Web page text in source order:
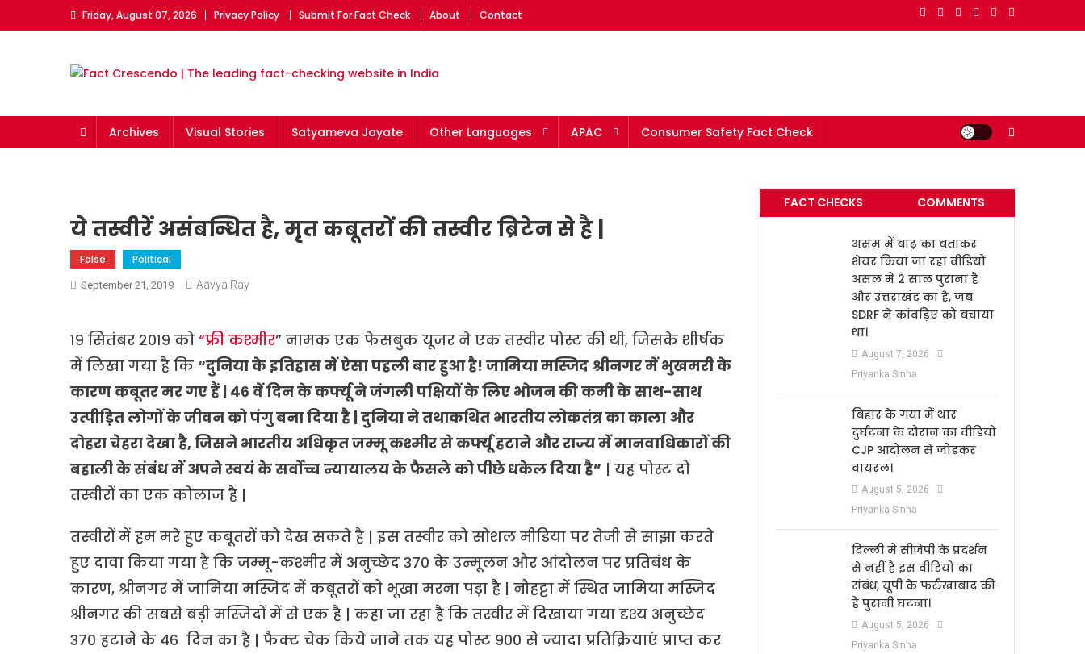
to
Friday, August 07, 2026 Privacy Policy Submit For Fact Check About Contact
Archives Visual Stories Satyameva Jayate Other Languages APAC Consumer Safety Fact Check
ये तस्वीरें असंबन्धित है, मृत कबूतरों की तस्वीर ब्रिटेन से है |
False Political
September 21, 2019 Aavya Ray
१९ सितंबर २०१९ को “फ्री कश्मीर” नामक एक फेसबुक यूजर ने एक तस्वीर पोस्ट की थी, जिसके शीर्षक
में लिखा गया है कि “दुनिया के इतिहास में ऐसा पहली बार हुआ है! जामिया मस्जिद श्रीनगर में भुखमरी के
कारण कबूतर मर गए हैं | ४६ वें दिन के कर्फ्यू ने जंगली पक्षियों के लिए भोजन की कमी के साथ-साथ
उत्पीड़ित लोगों के जीवन को पंगु बना दिया है | दुनिया ने तथाकथित भारतीय लोकतंत्र का काला और
दोहरा चेहरा देखा है, जिसने भारतीय अधिकृत जम्मू कश्मीर से कर्फ्यू हटाने और राज्य में मानवाधिकारों की
बहाली के संबंध में अपने स्वयं के सर्वोच्च न्यायालय के फैसले को पीछे धकेल दिया है” | यह पोस्ट दो
तस्वीरों का एक कोलाज है |
तस्वीरों में हम मरे हुए कबूतरों को देख सकते है | इस तस्वीर को सोशल मीडिया पर तेजी से साझा करते
हुए दावा किया गया है कि जम्मू-कश्मीर में अनुच्छेद ३७० के उन्मूलन और आंदोलन पर प्रतिबंध के
कारण, श्रीनगर में जामिया मस्जिद में कबूतरों को भूखा मरना पड़ा है | नौहट्टा में स्थित जामिया मस्जिद
श्रीनगर की सबसे बड़ी मस्जिदों में से एक है | कहा जा रहा है कि तस्वीर में दिखाया गया दृश्य अनुच्छेद
३७० हटाने के ४६ दिन का है | फैक्ट चेक किये जाने तक यह पोस्ट ९०० से ज्यादा प्रतिक्रियाएं प्राप्त कर
FACT CHECKS COMMENTS
असम में बाढ़ का बताकर
शेयर किया जा रहा वीडियो
असल में 2 साल पुराना है
और उत्तराखंड का है, जब
SDRF ने कांवड़िए को बचाया
था।
August 7, 2026
Priyanka Sinha
बिहार के गया में थार
दुर्घटना के दौरान का वीडियो
CJP आंदोलन से जोड़कर
वायरल।
August 5, 2026
Priyanka Sinha
दिल्ली में सीजेपी के प्रदर्शन
से नहीं है इस वीडियो का
संबंध, यूपी के फर्रुखाबाद की
है पुरानी घटना।
August 5, 2026
Priyanka Sinha